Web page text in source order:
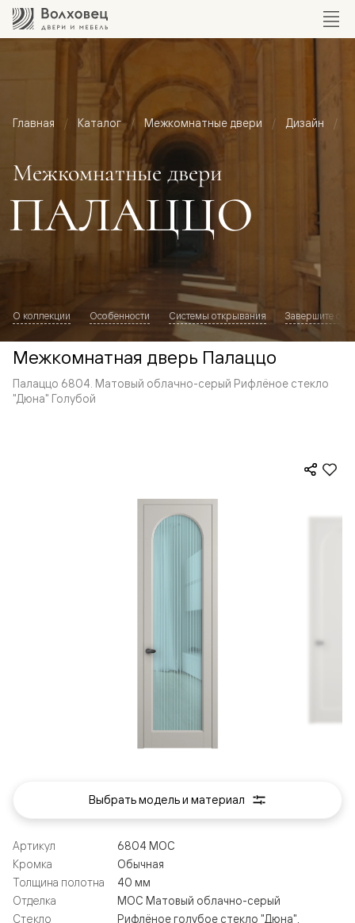
Главная Каталог Межкомнатные двери Дизайн
Межкомнатные двери
ПАЛАЦЦО
О коллекции Особенности Системы открывания Завершите
Межкомнатная дверь Палаццо
Палаццо 6804. Матовый облачно-серый Рифлёное стекло
"Дюна" Голубой
Артикул
6804 МОС
Кромка
Обычная
Толщина полотна
40 мм
Отделка
МОС Матовый облачно-серый
Стекло
Рифлёное голубое стекло "Дюна",
Выбрать модель и материал